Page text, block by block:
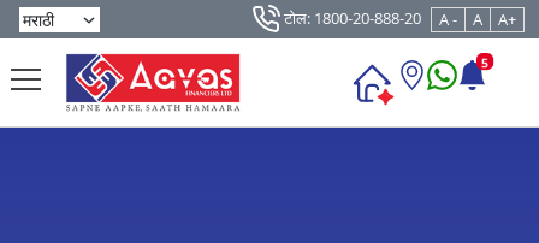
टोल: 1800-20-888-20 A - A A+
5